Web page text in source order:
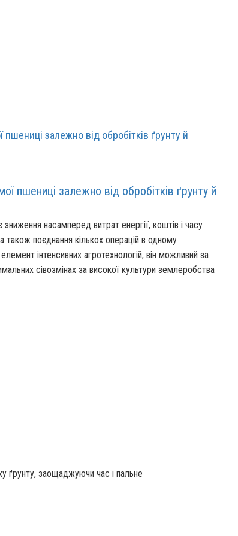
пшениці залежно від обробітків ґрунту й
насамперед витрат енергії, коштів і часу
також поєднання кількох операцій в одному
інтенсивних агротехнологій, він можливий за
сівозмінах за високої культури землеробства
ґрунту, заощаджуючи час і пальне